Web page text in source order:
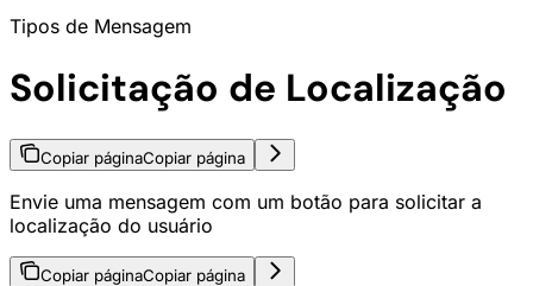
Tipos de Mensagem
Solicitação de Localização
Copiar páginaCopiar página
Envie uma mensagem com um botão para solicitar a
localização do usuário
Copiar páginaCopiar página